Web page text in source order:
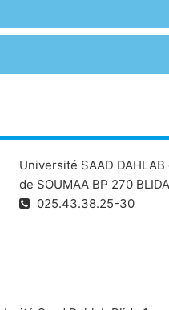
Université SAAD
de SOUMAA BP 270
025.43.38.25-30